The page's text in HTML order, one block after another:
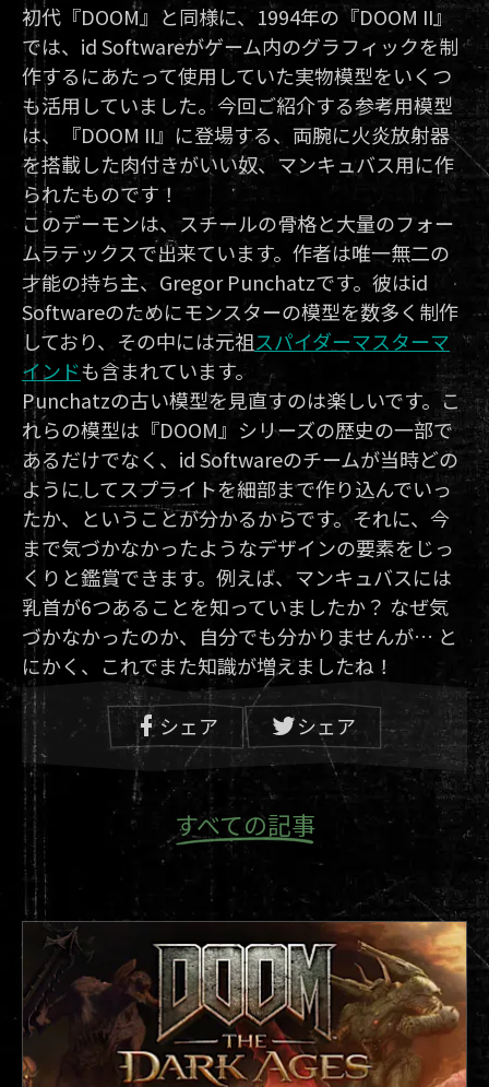
初代『DOOM』と同様に、1994年の『DOOM II』
では、id Softwareがゲーム内のグラフィックを制
作するにあたって使用していた実物模型をいくつ
も活用していました。今回ご紹介する参考用模型
は、『DOOM II』に登場する、両腕に火炎放射器
を搭載した肉付きがいい奴、マンキュバス用に作
られたものです！
このデーモンは、スチールの骨格と大量のフォー
ムラテックスで出来ています。作者は唯一無二の
才能の持ち主、Gregor Punchatzです。彼はid
Softwareのためにモンスターの模型を数多く制作
しており、その中には元祖スパイダーマスターマ
インドも含まれています。
Punchatzの古い模型を見直すのは楽しいです。こ
れらの模型は『DOOM』シリーズの歴史の一部で
あるだけでなく、id Softwareのチームが当時どの
ようにしてスプライトを細部まで作り込んでいっ
たか、ということが分かるからです。それに、今
まで気づかなかったようなデザインの要素をじっ
くりと鑑賞できます。例えば、マンキュバスには
乳首が6つあることを知っていましたか？ なぜ気
づかなかったのか、自分でも分かりませんが… と
にかく、これでまた知識が増えましたね！
シェア シェア
すべての記事